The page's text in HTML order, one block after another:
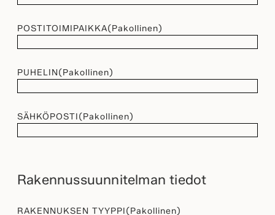
POSTITOIMIPAIKKA(Pakollinen)
PUHELIN(Pakollinen)
SÄHKÖPOSTI(Pakollinen)
Rakennussuunnitelman tiedot
RAKENNUKSEN TYYPPI(Pakollinen)